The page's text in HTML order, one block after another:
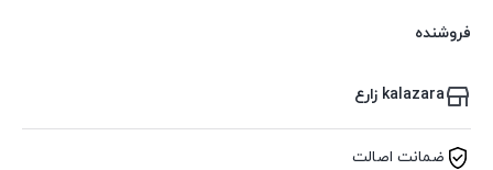
فروشنده
kalazara زارع
ضمانت اصالت